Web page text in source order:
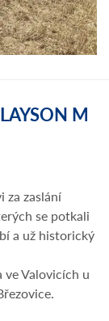
M
za zaslání
se potkali
a už historický
ve Valovicích u